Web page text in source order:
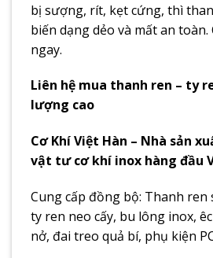
bị sượng, rít, kẹt cứng, thì
biến dạng dẻo và mất an
ngay.
Liên hệ mua thanh ren – ty
lượng cao
Cơ Khí Việt Hàn – Nhà sản
vật tư cơ khí inox hàng đầu
Cung cấp đồng bộ: Thanh ren
ty ren neo cấy, bu lông inox,
nở, đai treo quả bí, phụ kiện